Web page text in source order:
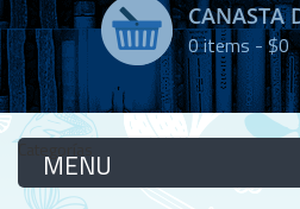
CANASTA
0items -$0
Categorías